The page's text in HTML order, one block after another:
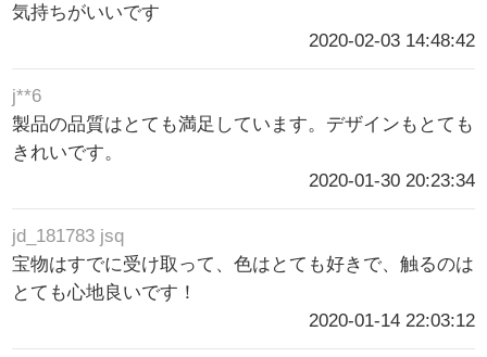
気持ちがいいです
2020-02-03 14:48:42
j**6
製品の品質はとても満足しています。デザインもとても
きれいです。
2020-01-30 20:23:34
jd_181783 jsq
宝物はすでに受け取って、色はとても好きで、触るのは
とても心地良いです！
2020-01-14 22:03:12